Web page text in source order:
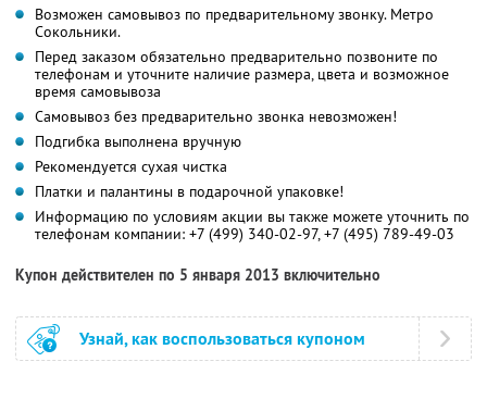
Возможен самовывоз по предварительному звонку. Метро
Сокольники.
Перед заказом обязательно предварительно позвоните по
телефонам и уточните наличие размера, цвета и возможное
время самовывоза
Самовывоз без предварительно звонка невозможен!
Подгибка выполнена вручную
Рекомендуется сухая чистка
Платки и палантины в подарочной упаковке!
Информацию по условиям акции вы также можете уточнить по
телефонам компании: +7 (499) 340-02-97,+7 (495) 789-49-03
Купон действителен по 5 января 2013 включительно
Узнай, как воспользоваться купоном